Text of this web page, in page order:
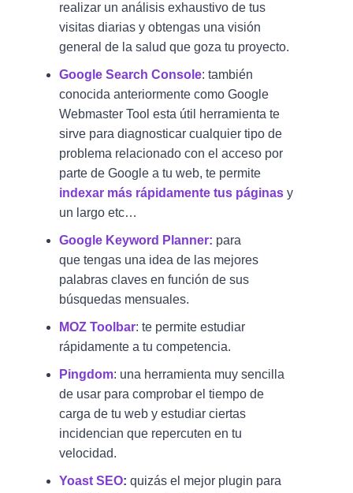
realizar un análisis exhaustivo de tus
visitas diarias y obtengas una visión
general de la salud que goza tu proyecto.
Google Search Console: también
conocida anteriormente como Google
Webmaster Tool esta útil herramienta te
sirve para diagnosticar cualquier tipo de
problema relacionado con el acceso por
parte de Google a tu web, te permite
indexar más rápidamente tus páginas y
un largo etc…
Google Keyword Planner: para
que tengas una idea de las mejores
palabras claves en función de sus
búsquedas mensuales.
MOZ Toolbar: te permite estudiar
rápidamente a tu competencia.
Pingdom: una herramienta muy sencilla
de usar para comprobar el tiempo de
carga de tu web y estudiar ciertas
incidencian que repercuten en tu
velocidad.
Yoast SEO: quizás el mejor plugin para